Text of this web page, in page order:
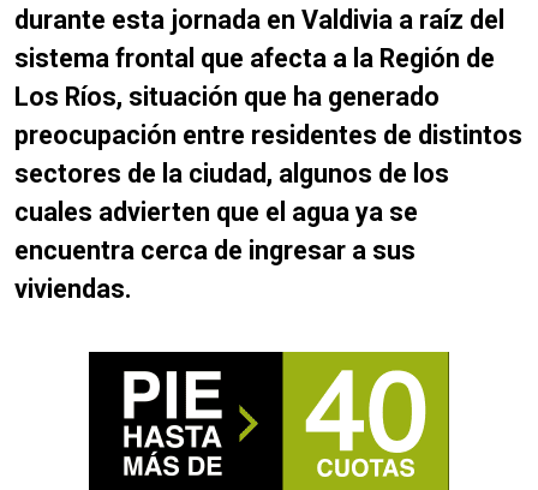
durante esta jornada en Valdivia a raíz del
sistema frontal que afecta a la Región de
Los Ríos, situación que ha generado
preocupación entre residentes de distintos
sectores de la ciudad, algunos de los
cuales advierten que el agua ya se
encuentra cerca de ingresar a sus
viviendas.